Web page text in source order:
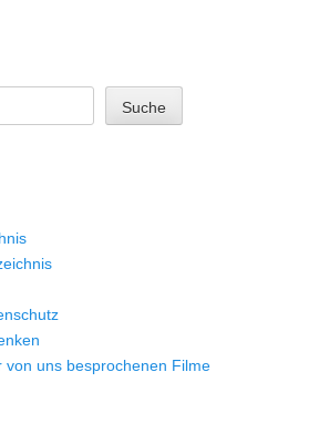
Suche
von uns besprochenen Filme